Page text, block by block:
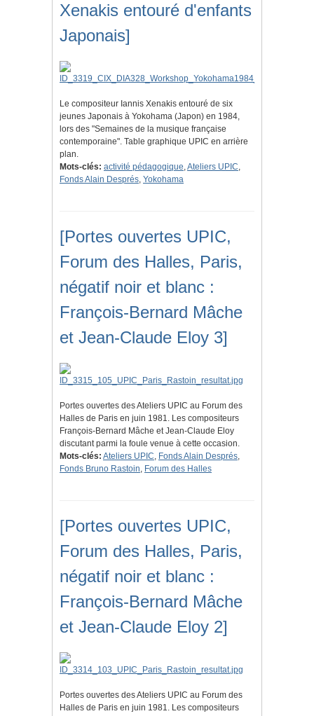
Xenakis entouré d'enfants
Japonais]
Le compositeur Iannis Xenakis entouré de six
jeunes Japonais à Yokohama (Japon) en 1984,
lors des "Semaines de la musique française
contemporaine". Table graphique UPIC en arrière
plan.
Mots-clés: activité pédagogique,Ateliers UPIC,
Fonds Alain Després, Yokohama
[Portes ouvertes UPIC,
Forum des Halles, Paris,
négatif noir et blanc :
François-Bernard Mâche
et Jean-Claude Eloy 3]
Portes ouvertes des Ateliers UPIC au Forum des
Halles de Paris en juin 1981. Les compositeurs
François-Bernard Mâche et Jean-Claude Eloy
discutant parmi la foule venue à cette occasion.
Mots-clés: Ateliers UPIC, Fonds Alain Després,
Fonds Bruno Rastoin, Forum des Halles
[Portes ouvertes UPIC,
Forum des Halles, Paris,
négatif noir et blanc :
François-Bernard Mâche
et Jean-Claude Eloy 2]
Portes ouvertes des Ateliers UPIC au Forum des
Halles de Paris en juin 1981. Les compositeurs